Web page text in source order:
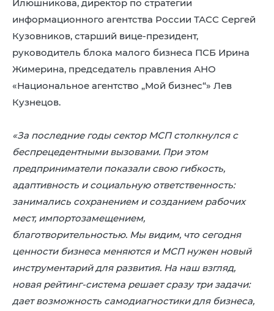
Илюшникова, директор по стратегии
информационного агентства России ТАСС Сергей
Кузовников, старший вице-президент,
руководитель блока малого бизнеса ПСБ Ирина
Жимерина, председатель правления АНО
«Национальное агентство „Мой бизнес“» Лев
Кузнецов.
«За последние годы сектор МСП столкнулся с
беспрецедентными вызовами. При этом
предприниматели показали свою гибкость,
адаптивность и социальную ответственность:
занимались сохранением и созданием рабочих
мест, импортозамещением,
благотворительностью. Мы видим, что сегодня
ценности бизнеса меняются и МСП нужен новый
инструментарий для развития. На наш взгляд,
новая рейтинг-система решает сразу три задачи:
дает возможность самодиагностики для бизнеса,